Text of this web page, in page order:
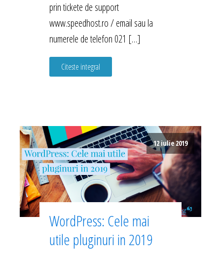
prin tickete de support
www.speedhost.ro / email sau la
numerele de telefon 021 […]
Citeste integral
12 iulie 2019
WordPress: Cele mai
utile pluginuri in 2019